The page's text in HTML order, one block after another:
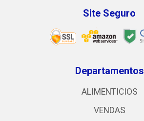
Site Seguro
Departamentos
ALIMENTICIOS
VENDAS